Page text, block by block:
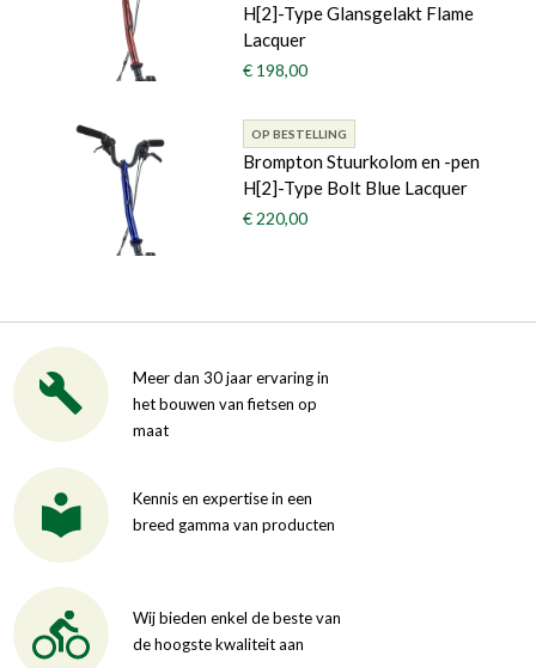
H[2]-Type Glansgelakt Flame
Lacquer
€ 198,00
OP BESTELLING
Brompton Stuurkolom en -pen
H[2]-Type Bolt Blue Lacquer
€ 220,00
Meer dan 30 jaar ervaring in
het bouwen van fietsen op
maat
Kennis en expertise in een
breed gamma van producten
Wij bieden enkel de beste van
de hoogste kwaliteit aan